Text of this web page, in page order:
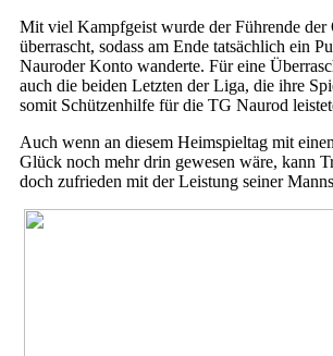
Mit viel Kampfgeist wurde der Führende der
überrascht, sodass am Ende tatsächlich ein
Nauroder Konto wanderte. Für eine
auch die beiden Letzten der Liga, die ihre
somit Schützenhilfe für die TG Naurod
Auch wenn an diesem Heimspieltag mit
Glück noch mehr drin gewesen wäre, kann
doch zufrieden mit der Leistung seiner